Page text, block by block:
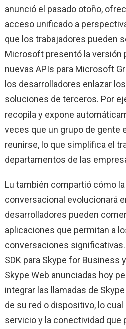
anunció el pasado otoño,
acceso unificado a
que los trabajadores pueden
Microsoft presentó la versión
nuevas APIs para Microsoft
los desarrolladores enlazar
soluciones de terceros. Por
recopila y expone
veces que un grupo de gente
reunirse, lo que simplifica el
departamentos de las
Lu también compartió cómo
conversacional evolucionará
desarrolladores pueden
aplicaciones que permitan a
conversaciones
SDK para Skype for Business
Skype Web anunciadas hoy
integrar las llamadas de
de su red o dispositivo, lo
servicio y la conectividad que